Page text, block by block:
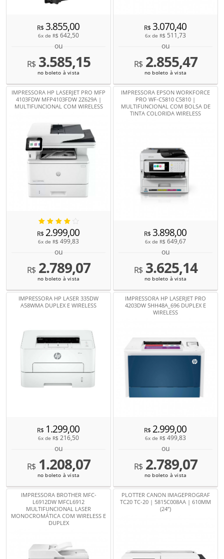
R$3.855,00
6x de R$ 642,50
ou
R$3.585,15
no boleto à vista
R$3.070,40
6x de R$ 511,73
ou
R$2.855,47
no boleto à vista
IMPRESSORA HP LASERJET PRO MFP
4103FDW MFP4103FDW 2Z629A |
MULTIFUNCIONAL COM WIRELESS
R$2.999,00
6x de R$ 499,83
ou
R$2.789,07
no boleto à vista
IMPRESSORA EPSON WORKFORCE
PRO WF-C5810 C5810 |
MULTIFUNCIONAL COM BOLSA DE
TINTA COLORIDA WIRELESS
R$3.898,00
6x de R$ 649,67
ou
R$3.625,14
no boleto à vista
IMPRESSORA HP LASER 335DW
A58WMA DUPLEX E WIRELESS
R$1.299,00
6x de R$ 216,50
ou
R$1.208,07
no boleto à vista
IMPRESSORA HP LASERJET PRO
4203DW 5HH48A_696 DUPLEX E
WIRELESS
R$2.999,00
6x de R$ 499,83
ou
R$2.789,07
no boleto à vista
IMPRESSORA BROTHER MFC-
L6912DW MFCL6912
MULTIFUNCIONAL LASER
MONOCROMÁTICA COM WIRELESS E
DUPLEX
PLOTTER CANON IMAGEPROGRAF
TC20 TC-20 | 5815C008AA | 610MM
(24”)